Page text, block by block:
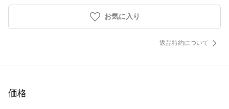
お気に入り
返品特約について
価格